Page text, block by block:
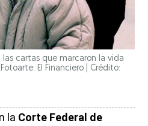
las cartas que marcaron la vida
El Financiero | Crédito:
la Corte Federal de